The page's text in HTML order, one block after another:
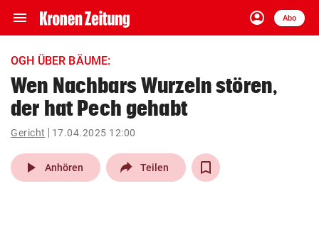
menu Navigation
ein-/ausklappen
account_circle
Anmelden
Abo
close Schließen
account_circle Anmelden
pin_drop
Wien arrow_right
OGH ÜBER BÄUME:
Wen Nachbars Wurzeln stören,
der hat Pech gehabt
Gericht 17.04.2025 12:00
play_arrow Anhören Teilen